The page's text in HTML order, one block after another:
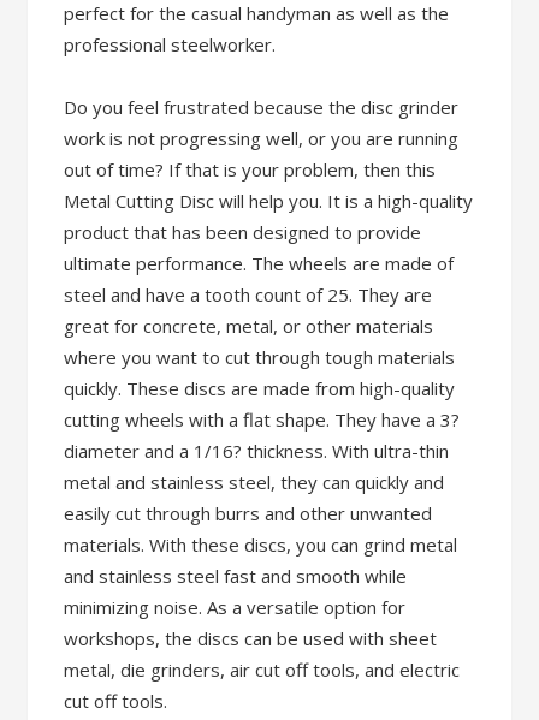
perfect for the casual handyman as well as the
professional steelworker.
Do you feel frustrated because the disc grinder
work is not progressing well, or you are running
out of time? If that is your problem, then this
Metal Cutting Disc will help you. It is a high-quality
product that has been designed to provide
ultimate performance. The wheels are made of
steel and have a tooth count of 25. They are
great for concrete, metal, or other materials
where you want to cut through tough materials
quickly. These discs are made from high-quality
cutting wheels with a flat shape. They have a 3?
diameter and a 1/16? thickness. With ultra-thin
metal and stainless steel, they can quickly and
easily cut through burrs and other unwanted
materials. With these discs, you can grind metal
and stainless steel fast and smooth while
minimizing noise. As a versatile option for
workshops, the discs can be used with sheet
metal, die grinders, air cut off tools, and electric
cut off tools.